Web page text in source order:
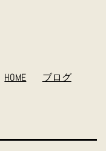
HOME ブログ